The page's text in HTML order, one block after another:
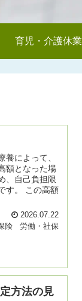
育児・介護休業
によって、
額となった場
、自己負担限
す。 この高額
2026.07.22
険
労働・社保
方法の見